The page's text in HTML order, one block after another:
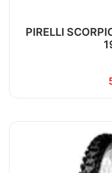
PIRELLI